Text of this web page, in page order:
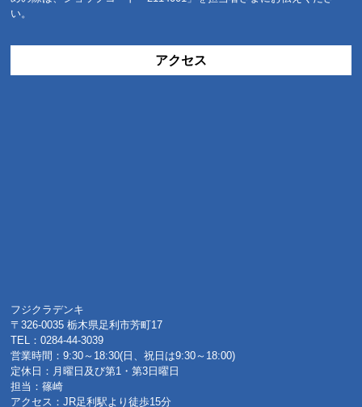
い。
アクセス
フジクラデンキ
〒326-0035 栃木県足利市芳町17
TEL：0284-44-3039
営業時間：9:30～18:30(日、祝日は9:30～18:00)
定休日：月曜日及び第1・第3日曜日
担当：篠崎
アクセス：JR足利駅より徒歩15分